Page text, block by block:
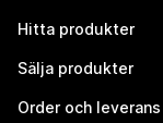
Hitta produkter
Sälja produkter
Order och leverans